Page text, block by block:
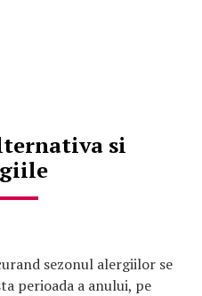
si
sezonul alergiilor se
perioada a anului, pe